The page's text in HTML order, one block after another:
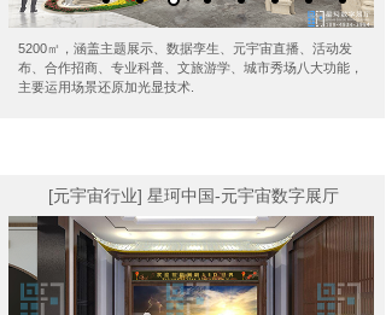
5200㎡，涵盖主题展示、数据孪生、元宇宙直播、活动发
布、合作招商、专业科普、文旅游学、城市秀场八大功能，
主要运用场景还原加光显技术.
[元宇宙行业] 星珂中国-元宇宙数字展厅